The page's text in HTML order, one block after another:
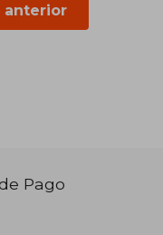
anterior
Pago